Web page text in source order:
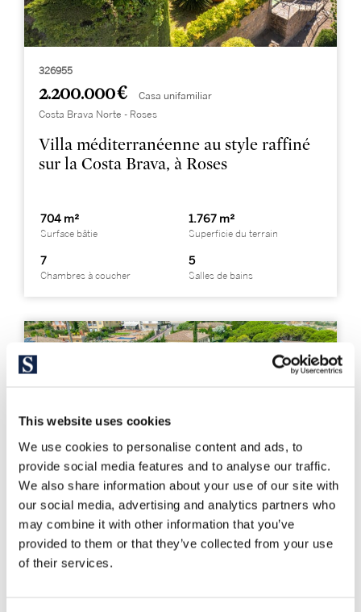
This website uses cookies
We use cookies to personalise content and ads, to
provide social media features and to analyse our traffic.
We also share information about your use of our site with
our social media, advertising and analytics partners who
may combine it with other information that you’ve
provided to them or that they’ve collected from your use
of their services.
326955
2.200.000 € Casa unifamiliar
Costa Brava Norte - Roses
Villa méditerranéenne au style raffiné
sur la Costa Brava, à Roses
704 m²
Surface bâtie
1.767 m²
Superficie du terrain
7
Chambres à coucher
5
Salles de bains